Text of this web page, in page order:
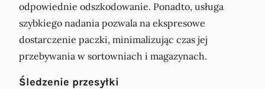
odpowiednie odszkodowanie. Ponadto, usługa
szybkiego nadania pozwala na ekspresowe
dostarczenie paczki, minimalizując czas jej
przebywania w sortowniach i magazynach.
Śledzenie przesyłki